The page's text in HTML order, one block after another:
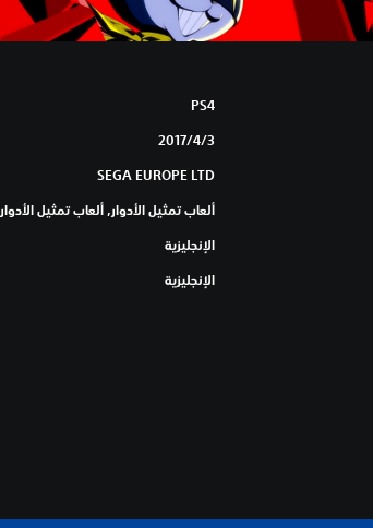
PS4
3‏/4‏/2017
SEGA EUROPE LTD
ألعاب تمثيل الأدوار, ألعاب تمثيل الأدوار
الإنجليزية
الإنجليزية